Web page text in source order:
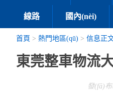
線路 國內(nèi)
首頁 >熱門地區(qū) >信息正
東莞整車物流
發(fā)